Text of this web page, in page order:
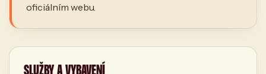
oficiálním webu.